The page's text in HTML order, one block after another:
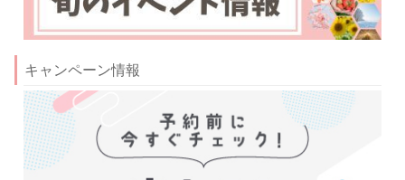
キャンペーン情報